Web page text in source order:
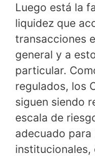
Luego está la
liquidez que
transacciones
general y a
particular.
regulados, los
siguen siendo
escala de
adecuado para